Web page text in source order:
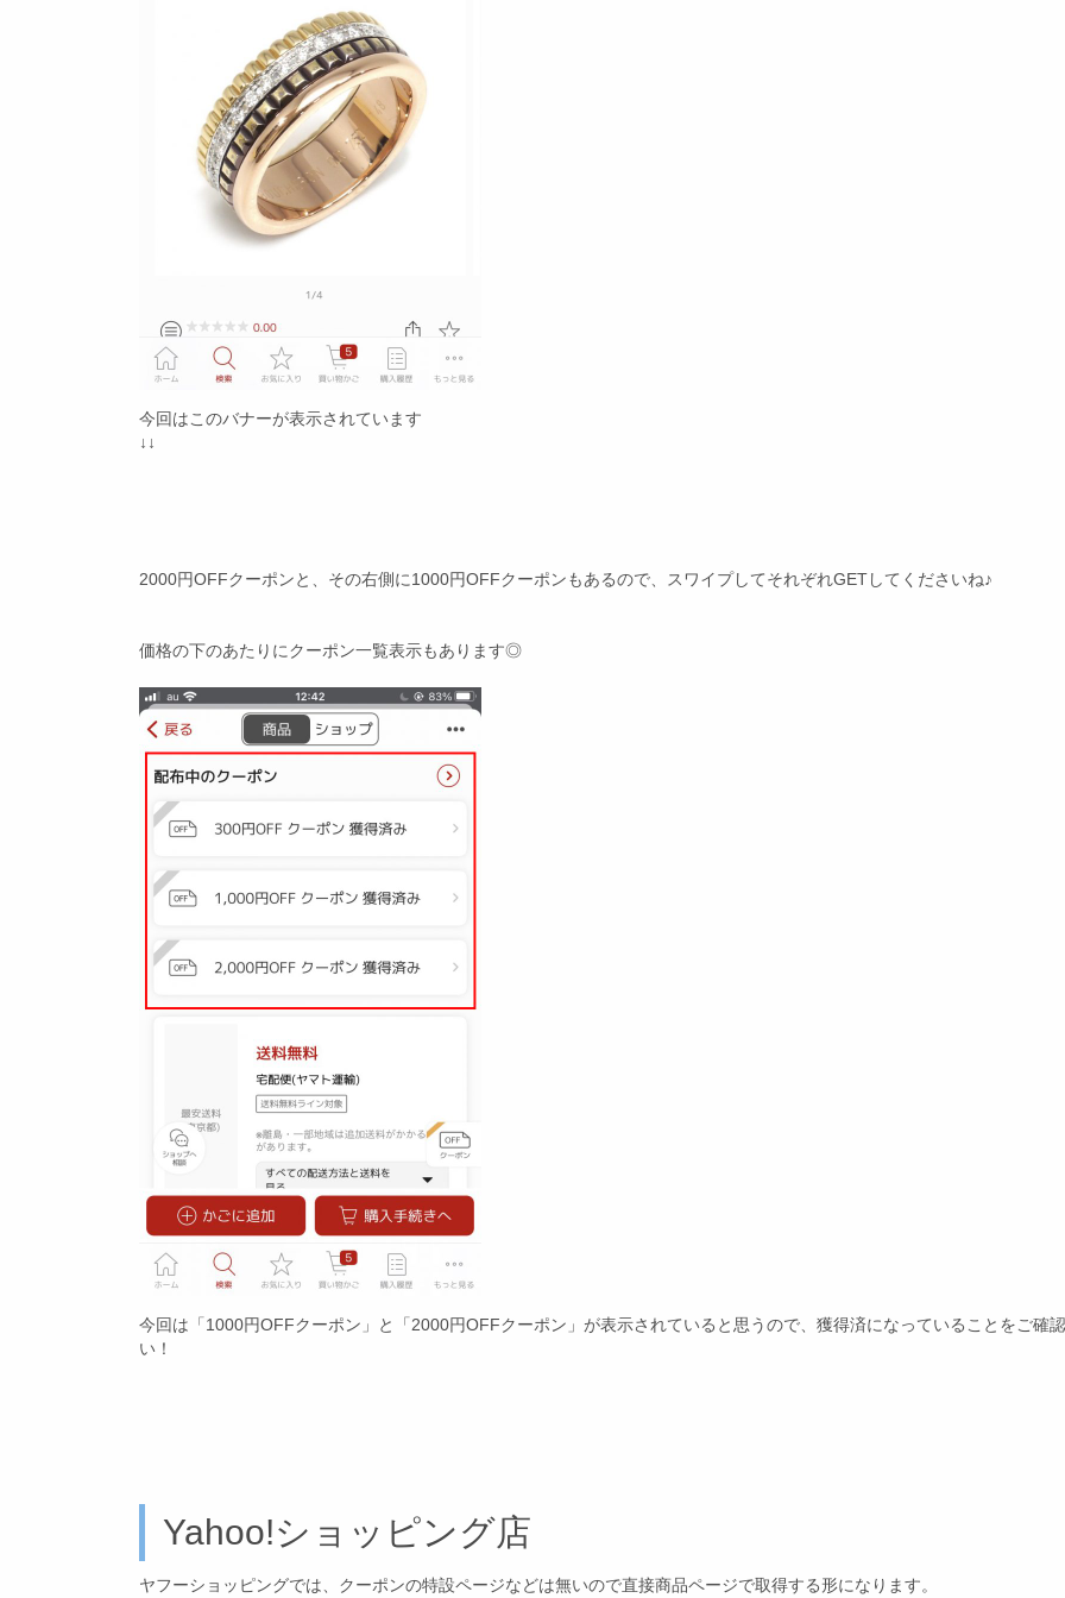
今回はこのバナーが表示されています
↓↓
2000円OFFクーポンと、その右側に1000円OFFクーポンもあるので、スワイプしてそれぞれGETしてくださいね♪
価格の下のあたりにクーポン一覧表示もあります◎
今回は「1000円OFFクーポン」と「2000円OFFクーポン」が表示されていると思うので、獲得済になっていることをご確
い！
Yahoo!ショッピング店
ヤフーショッピングでは、クーポンの特設ページなどは無いので直接商品ページで取得する形になります。